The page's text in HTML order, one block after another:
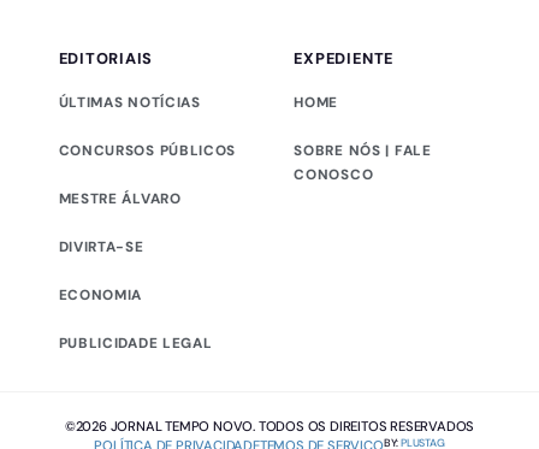
EDITORIAIS
ÚLTIMAS NOTÍCIAS
CONCURSOS PÚBLICOS
MESTRE ÁLVARO
DIVIRTA-SE
ECONOMIA
PUBLICIDADE LEGAL
EXPEDIENTE
HOME
SOBRE NÓS | FALE
CONOSCO
©2026 JORNAL TEMPO NOVO. TODOS OS DIREITOS RESERVADOS
POLÍTICA DE PRIVACIDADETEMOS DE SERVIÇOBY:PLUSTAG